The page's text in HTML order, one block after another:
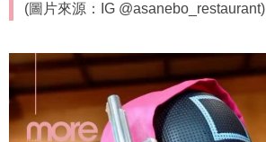
(圖片來源：IG @asanebo_restaurant)